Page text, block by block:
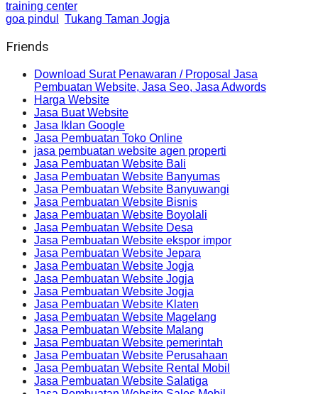
training center
goa pindul
Tukang Taman Jogja
Friends
Download Surat Penawaran / Proposal Jasa
Pembuatan Website, Jasa Seo, Jasa Adwords
Harga Website
Jasa Buat Website
Jasa Iklan Google
Jasa Pembuatan Toko Online
jasa pembuatan website agen properti
Jasa Pembuatan Website Bali
Jasa Pembuatan Website Banyumas
Jasa Pembuatan Website Banyuwangi
Jasa Pembuatan Website Bisnis
Jasa Pembuatan Website Boyolali
Jasa Pembuatan Website Desa
Jasa Pembuatan Website ekspor impor
Jasa Pembuatan Website Jepara
Jasa Pembuatan Website Jogja
Jasa Pembuatan Website Jogja
Jasa Pembuatan Website Jogja
Jasa Pembuatan Website Klaten
Jasa Pembuatan Website Magelang
Jasa Pembuatan Website Malang
Jasa Pembuatan Website pemerintah
Jasa Pembuatan Website Perusahaan
Jasa Pembuatan Website Rental Mobil
Jasa Pembuatan Website Salatiga